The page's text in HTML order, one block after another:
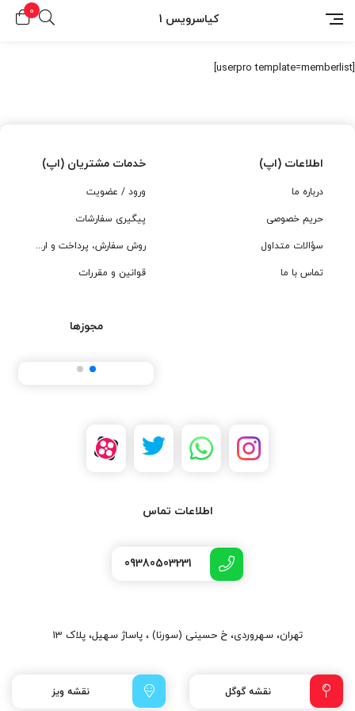
کیاسرویس 1
0
[userpro template=memberlist]
اطلاعات (اپ)
درباره ما
حریم خصوصی
سؤالات متداول
تماس با ما
خدمات مشتریان (اپ)
ورود / عضویت
پیگیری سفارشات
روش سفارش، پرداخت و ارسال
قوانین و مقررات
مجوزها
اطلاعات تماس
09380503231
تهران، سهروردی، خ حسینی (سورنا) ، پاساژ سهیل، پلاک 13
نقشه گوگل نقشه ویز